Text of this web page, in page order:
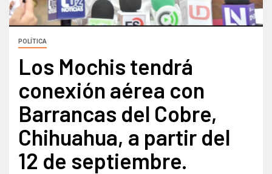
POLÍTICA
Los Mochis tendrá
conexión aérea con
Barrancas del Cobre,
Chihuahua, a partir del
12 de septiembre.